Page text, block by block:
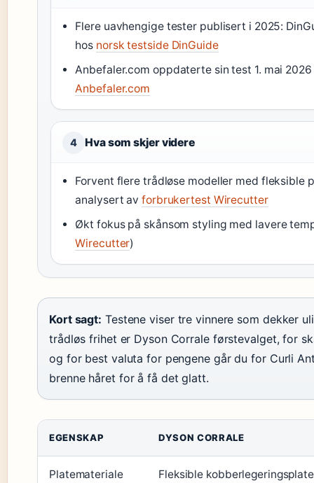
Flere uavhengige tester publisert i 2025:
hos norsk testside DinGuide
Anbefaler.com oppdaterte sin test 1. mai
Anbefaler.com
4 Hva som skjer videre
Forvent flere trådløse modeller med fleksible
analysert avforbrukertest Wirecutter
Økt fokus på skånsom styling med lavere
Wirecutter)
Kort sagt: Testene viser tre vinnere som dekker
trådløs frihet er Dyson Corrale førstevalget, for
og for best valuta for pengene går du for Curli
brenne håret for å få det glatt.
EGENSKAP DYSON CORRALE
Platemateriale Fleksible